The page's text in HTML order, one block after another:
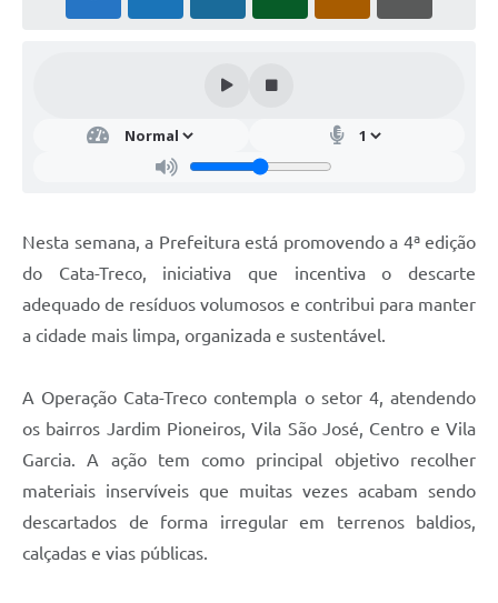
Nesta semana, a Prefeitura está promovendo a 4ª edição
do Cata-Treco, iniciativa que incentiva o descarte
adequado de resíduos volumosos e contribui para manter
a cidade mais limpa, organizada e sustentável.
A Operação Cata-Treco contempla o setor 4, atendendo
os bairros Jardim Pioneiros, Vila São José, Centro e Vila
Garcia. A ação tem como principal objetivo recolher
materiais inservíveis que muitas vezes acabam sendo
descartados de forma irregular em terrenos baldios,
calçadas e vias públicas.